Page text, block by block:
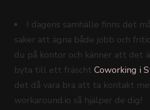
I dagens samhälle finns det
saker att ägna både jobb och
du på kontor och känner att det
byta till ett fräscht Coworking i
det då vara bra att ta kontakt
workaround.io så hjälper de dig!